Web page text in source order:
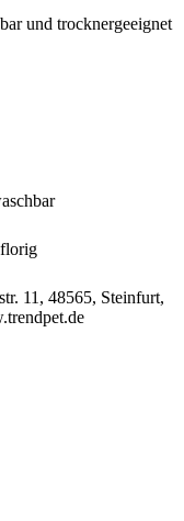
und trocknergeeignet
11, 48565, Steinfurt,